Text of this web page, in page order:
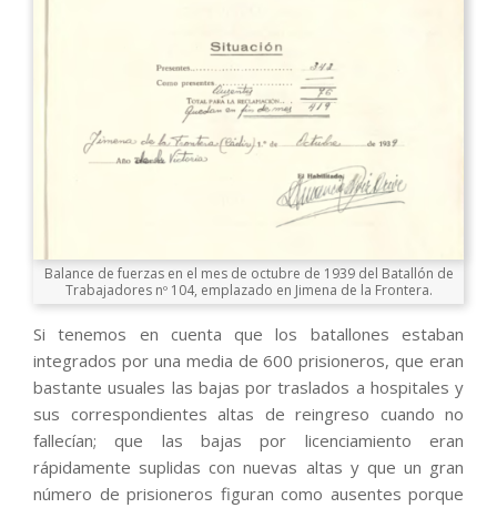
Balance de fuerzas en el mes de octubre de 1939 del Batallón de
Trabajadores nº 104, emplazado en Jimena de la Frontera.
Si tenemos en cuenta que los batallones estaban
integrados por una media de 600 prisioneros, que eran
bastante usuales las bajas por traslados a hospitales y
sus correspondientes altas de reingreso cuando no
fallecían; que las bajas por licenciamiento eran
rápidamente suplidas con nuevas altas y que un gran
número de prisioneros figuran como ausentes porque